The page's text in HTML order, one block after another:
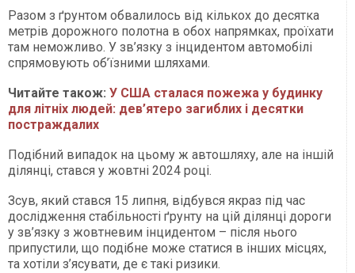
Разом з ґрунтом обвалилось від кількох до десятка
метрів дорожного полотна в обох напрямках, проїхати
там неможливо. У зв’язку з інцидентом автомобілі
спрямовують об’їзними шляхами.
Читайте також: У США сталася пожежа у будинку
для літніх людей: дев’ятеро загиблих і десятки
постраждалих
Подібний випадок на цьому ж автошляху, але на іншій
ділянці, стався у жовтні 2024 році.
Зсув, який стався 15 липня, відбувся якраз під час
дослідження стабільності ґрунту на цій ділянці дороги
у зв’язку з жовтневим інцидентом – після нього
припустили, що подібне може статися в інших місцях,
та хотіли з’ясувати, де є такі ризики.